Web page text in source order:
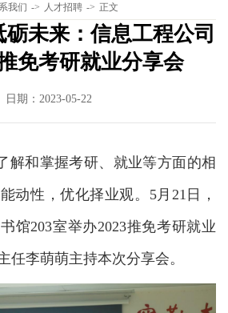
我们 -> 人才招聘 -> 正文
未来：信息工程公司
免考研就业分享会
日期：2023-05-22
解和掌握考研、就业等方面的相
动性，优化择业观。5月21日，
馆203室举办2023推免考研就业
任李萌萌主持本次分享会。